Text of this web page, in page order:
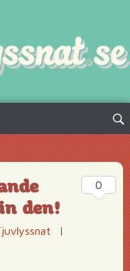
Sök
den!
|
0